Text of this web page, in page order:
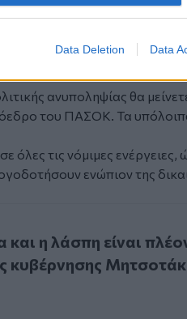
Data Deletion Data
τον
να ρίξει φως στην
συμβόλαιο πολιτικής
ανυποληψίας θα
του ΠΑΣΟΚ. Τα
τις νόμιμες ενέργειες,
ενώπιον της
είναι πλέον η επίσημη
η λάσπη είναι
κυβέρνησης